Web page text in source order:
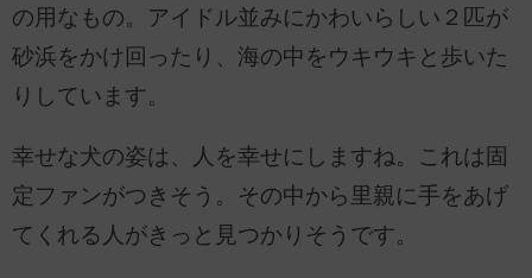
の用なもの。アイドル並みにかわいらしい２匹が
砂浜をかけ回ったり、海の中をウキウキと歩いた
りしています。
幸せな犬の姿は、人を幸せにしますね。これは固
定ファンがつきそう。その中から里親に手をあげ
てくれる人がきっと見つかりそうです。